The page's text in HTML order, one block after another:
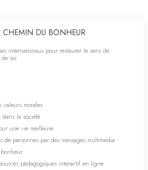
CHEMIN DU BONHEUR
internationaux pour restaurer le sens de
soi
valeurs morales
dans la société
une vie meilleure
de personnes par des messages multimédia
pédagogiques interactif en ligne